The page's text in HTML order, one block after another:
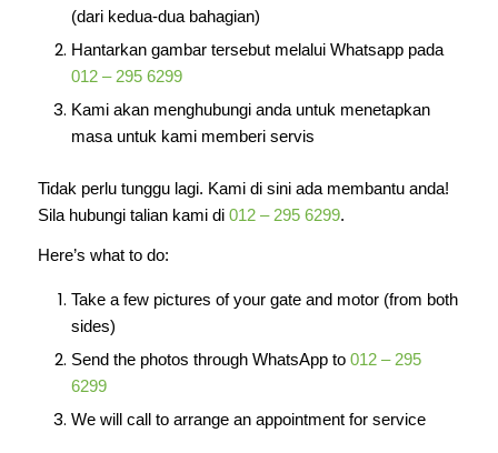
(dari kedua-dua bahagian)
Hantarkan gambar tersebut melalui Whatsapp pada
012 – 295 6299
Kami akan menghubungi anda untuk menetapkan
masa untuk kami memberi servis
Tidak perlu tunggu lagi. Kami di sini ada membantu anda!
Sila hubungi talian kami di 012 – 295 6299.
Here’s what to do:
Take a few pictures of your gate and motor (from both
sides)
Send the photos through WhatsApp to 012 – 295
6299
We will call to arrange an appointment for service